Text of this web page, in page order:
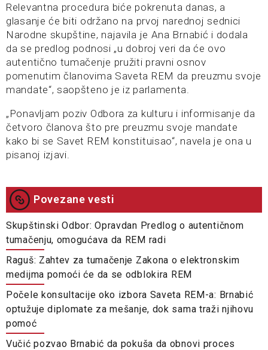
Relevantna procedura biće pokrenuta danas, a
glasanje će biti održano na prvoj narednoj sednici
Narodne skupštine, najavila je Ana Brnabić i dodala
da se predlog podnosi „u dobroj veri da će ovo
autentično tumačenje pružiti pravni osnov
pomenutim članovima Saveta REM da preuzmu svoje
mandate“, saopšteno je iz parlamenta.
„Ponavljam poziv Odbora za kulturu i informisanje da
četvoro članova što pre preuzmu svoje mandate
kako bi se Savet REM konstituisao“, navela je ona u
pisanoj izjavi.
Povezane vesti
Skupštinski Odbor: Opravdan Predlog o autentičnom
tumačenju, omogućava da REM radi
Raguš: Zahtev za tumačenje Zakona o elektronskim
medijma pomoći će da se odblokira REM
Počele konsultacije oko izbora Saveta REM-a: Brnabić
optužuje diplomate za mešanje, dok sama traži njihovu
pomoć
Vučić pozvao Brnabić da pokuša da obnovi proces